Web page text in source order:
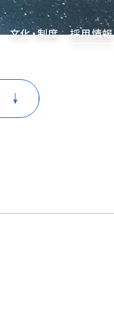
文化・制度 採用情報